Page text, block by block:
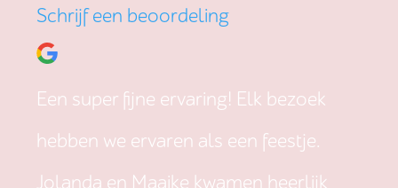
Schrijf een beoordeling
Een super fijne ervaring! Elk bezoek
hebben we ervaren als een feestje.
Jolanda en Maaike kwamen heerlijk